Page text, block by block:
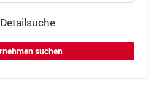
Detailsuche